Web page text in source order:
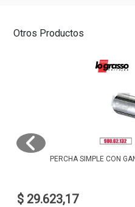
Otros Productos
PERCHA SIMPLE CON
$ 29.623,17